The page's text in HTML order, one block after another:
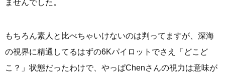
ませんでした。
もちろん素人と比べちゃいけないのは判ってますが、深海
の視界に精通してるはずの6Kパイロットでさえ「どこど
こ？」状態だったわけで、やっぱChenさんの視力は意味が